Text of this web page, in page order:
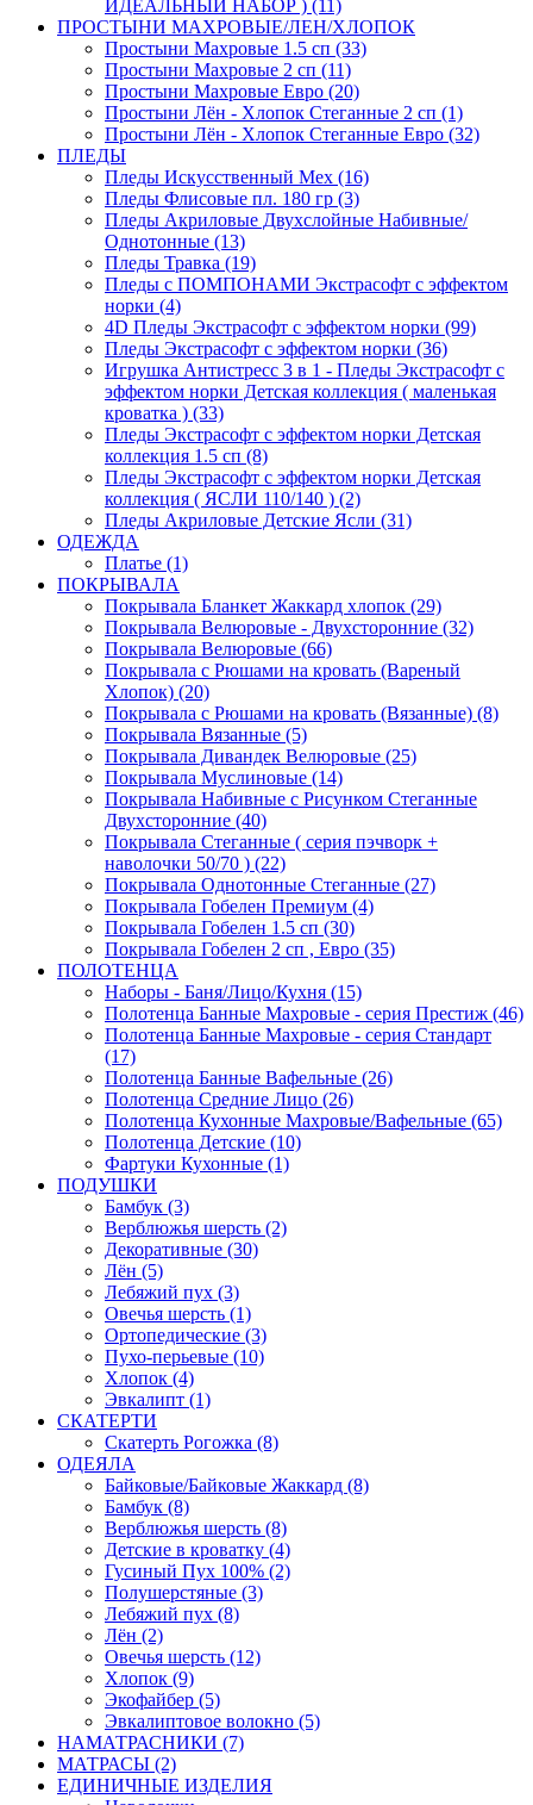
ИДЕАЛЬНЫЙ НАБОР ) (11)
ПРОСТЫНИ МАХРОВЫЕ/ЛЕН/ХЛОПОК
Простыни Махровые 1.5 сп (33)
Простыни Махровые 2 сп (11)
Простыни Махровые Евро (20)
Простыни Лён - Хлопок Стеганные 2 сп (1)
Простыни Лён - Хлопок Стеганные Евро (32)
ПЛЕДЫ
Пледы Искусственный Мех (16)
Пледы Флисовые пл. 180 гр (3)
Пледы Акриловые Двухслойные Набивные/
Однотонные (13)
Пледы Травка (19)
Пледы с ПОМПОНАМИ Экстрасофт с эффектом
норки (4)
4D Пледы Экстрасофт с эффектом норки (99)
Пледы Экстрасофт с эффектом норки (36)
Игрушка Антистресс 3 в 1 - Пледы Экстрасофт с
эффектом норки Детская коллекция ( маленькая
кроватка ) (33)
Пледы Экстрасофт с эффектом норки Детская
коллекция 1.5 сп (8)
Пледы Экстрасофт с эффектом норки Детская
коллекция ( ЯСЛИ 110/140 ) (2)
Пледы Акриловые Детские Ясли (31)
ОДЕЖДА
Платье (1)
ПОКРЫВАЛА
Покрывала Бланкет Жаккард хлопок (29)
Покрывала Велюровые - Двухсторонние (32)
Покрывала Велюровые (66)
Покрывала с Рюшами на кровать (Вареный
Хлопок) (20)
Покрывала с Рюшами на кровать (Вязанные) (8)
Покрывала Вязанные (5)
Покрывала Дивандек Велюровые (25)
Покрывала Муслиновые (14)
Покрывала Набивные с Рисунком Стеганные
Двухсторонние (40)
Покрывала Стеганные ( серия пэчворк +
наволочки 50/70 ) (22)
Покрывала Однотонные Стеганные (27)
Покрывала Гобелен Премиум (4)
Покрывала Гобелен 1.5 сп (30)
Покрывала Гобелен 2 сп , Евро (35)
ПОЛОТЕНЦА
Наборы - Баня/Лицо/Кухня (15)
Полотенца Банные Махровые - серия Престиж (46)
Полотенца Банные Махровые - серия Стандарт
(17)
Полотенца Банные Вафельные (26)
Полотенца Средние Лицо (26)
Полотенца Кухонные Махровые/Вафельные (65)
Полотенца Детские (10)
Фартуки Кухонные (1)
ПОДУШКИ
Бамбук (3)
Верблюжья шерсть (2)
Декоративные (30)
Лён (5)
Лебяжий пух (3)
Овечья шерсть (1)
Ортопедические (3)
Пухо-перьевые (10)
Хлопок (4)
Эвкалипт (1)
СКАТЕРТИ
Скатерть Рогожка (8)
ОДЕЯЛА
Байковые/Байковые Жаккард (8)
Бамбук (8)
Верблюжья шерсть (8)
Детские в кроватку (4)
Гусиный Пух 100% (2)
Полушерстяные (3)
Лебяжий пух (8)
Лён (2)
Овечья шерсть (12)
Хлопок (9)
Экофайбер (5)
Эвкалиптовое волокно (5)
НАМАТРАСНИКИ (7)
МАТРАСЫ (2)
ЕДИНИЧНЫЕ ИЗДЕЛИЯ